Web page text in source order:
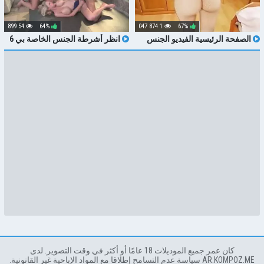
الصفحة الرئيسية الفيديو الجنس
ميت EINER FREUNDIN ، يموت EIN
67%
1 874 047
انظر أشرطة الجنس الخاصة بي 6
64%
54 899
كان عمر جميع الموديلات 18 عامًا أو أكثر في وقت التصوير. لدى
AR.KOMPOZ.ME سياسة عدم التسامح إطلاقا مع المواد الإباحية غير القانونية.